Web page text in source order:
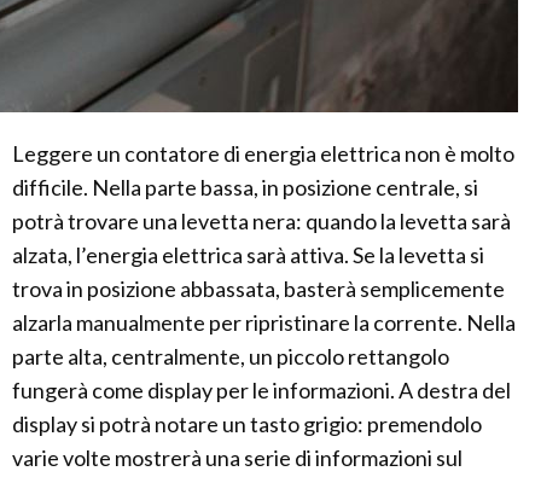
Leggere un contatore di energia elettrica non è molto
difficile. Nella parte bassa, in posizione centrale, si
potrà trovare una levetta nera: quando la levetta sarà
alzata, l’energia elettrica sarà attiva. Se la levetta si
trova in posizione abbassata, basterà semplicemente
alzarla manualmente per ripristinare la corrente. Nella
parte alta, centralmente, un piccolo rettangolo
fungerà come display per le informazioni. A destra del
display si potrà notare un tasto grigio: premendolo
varie volte mostrerà una serie di informazioni sul